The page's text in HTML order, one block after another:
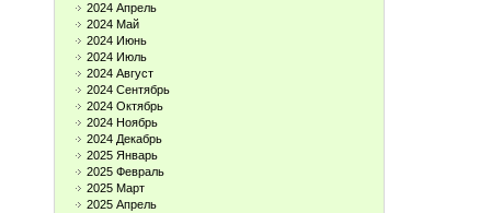
2024 Апрель
2024 Май
2024 Июнь
2024 Июль
2024 Август
2024 Сентябрь
2024 Октябрь
2024 Ноябрь
2024 Декабрь
2025 Январь
2025 Февраль
2025 Март
2025 Апрель